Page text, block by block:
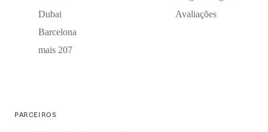
Dubai
Barcelona
mais 207
Avaliações
PARCEIROS